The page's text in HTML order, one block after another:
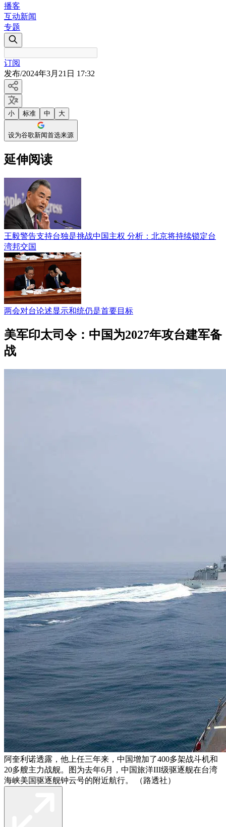
播客
互动新闻
专题
订阅
发布/2024年3月21日 17:32
小 标准 中 大
设为谷歌新闻首选来源
延伸阅读
王毅警告支持台独是挑战中国主权 分析：北京将持续锁定台
湾邦交国
两会对台论述显示和统仍是首要目标
美军印太司令：中国为2027年攻台建军备
战
阿奎利诺透露，他上任三年来，中国增加了400多架战斗机和
20多艘主力战舰。图为去年6月，中国旅洋III级驱逐舰在台湾
海峡美国驱逐舰钟云号的附近航行。 （路透社）